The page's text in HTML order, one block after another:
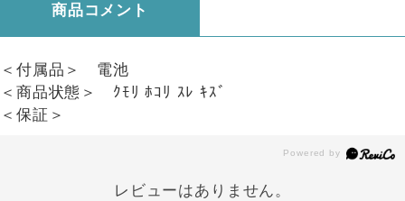
商品コメント
＜付属品＞ 電池
＜商品状態＞ ｸﾓﾘ ﾎｺﾘ ｽﾚ ｷｽﾞ
＜保証＞
レビューはありません。